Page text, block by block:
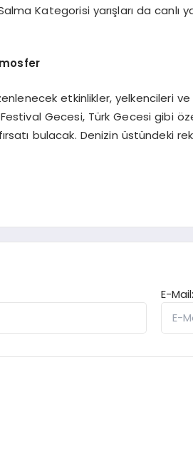
Kategorisi yarışları da canlı
etkinlikler, yelkencileri
Gecesi, Türk Gecesi gibi
bulacak. Denizin üstündeki
E-Mail: